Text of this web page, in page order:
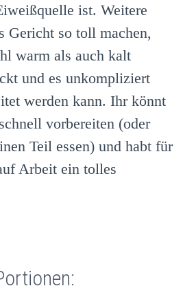
ist. Weitere
Gericht so toll machen,
warm als auch kalt
und es unkompliziert
werden kann. Ihr könnt
vorbereiten (oder
Teil essen) und habt für
Arbeit ein tolles